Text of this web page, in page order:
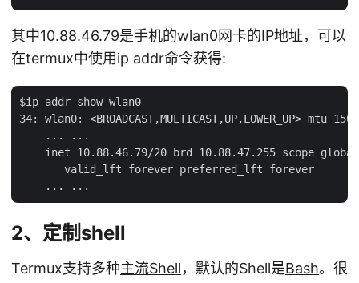
其中10.88.46.79是手机的wlan0网卡的IP地址，可以
在termux中使用ip addr命令获得:
$ip addr show wlan0
34: wlan0: <BROADCAST,MULTICAST,UP,LOWER_UP>
    ... ...
inet 10.88.46.79/20 brd 10.88.47.255 scope
       valid_lft forever preferred_lft forever
2、定制shell
Termux支持多种主流Shell，默认的Shell是Bash。很